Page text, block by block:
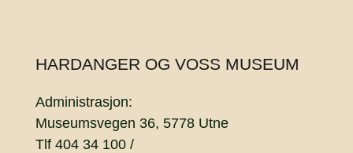
HARDANGER OG VOSS MUSEUM
Administrasjon:
Museumsvegen 36, 5778 Utne
Tlf 404 34 100 /